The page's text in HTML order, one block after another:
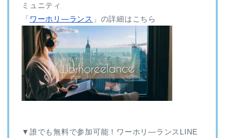
ミュニティ
「 ワーホリ―ランス 」の詳細はこちら
▼誰でも無料で参加可能！ワーホリ―ランスLINE